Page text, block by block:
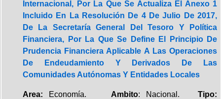
Internacional, Por La Que Se Actualiza El Anexo 1
Incluido En La Resolución De 4 De Julio De 2017,
De La Secretaría General Del Tesoro Y Política
Financiera, Por La Que Se Define El Principio De
Prudencia Financiera Aplicable A Las Operaciones
De Endeudamiento Y Derivados De Las
Comunidades Autónomas Y Entidades Locales
Area: Economía. Ambito: Nacional.Tipo: